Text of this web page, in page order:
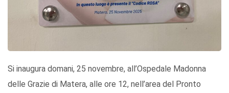
Si inaugura domani, 25 novembre, all’Ospedale Madonna
delle Grazie di Matera, alle ore 12, nell’area del Pronto